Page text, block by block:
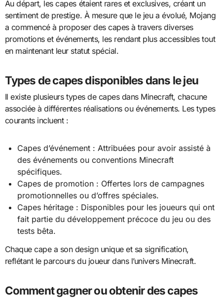
Au départ, les capes étaient rares et exclusives, créant un
sentiment de prestige. À mesure que le jeu a évolué, Mojang
a commencé à proposer des capes à travers diverses
promotions et événements, les rendant plus accessibles tout
en maintenant leur statut spécial.
Types de capes disponibles dans le jeu
Il existe plusieurs types de capes dans Minecraft, chacune
associée à différentes réalisations ou événements. Les types
courants incluent :
Capes d’événement : Attribuées pour avoir assisté à
des événements ou conventions Minecraft
spécifiques.
Capes de promotion : Offertes lors de campagnes
promotionnelles ou d’offres spéciales.
Capes héritage : Disponibles pour les joueurs qui ont
fait partie du développement précoce du jeu ou des
tests bêta.
Chaque cape a son design unique et sa signification,
reflétant le parcours du joueur dans l’univers Minecraft.
Comment gagner ou obtenir des capes